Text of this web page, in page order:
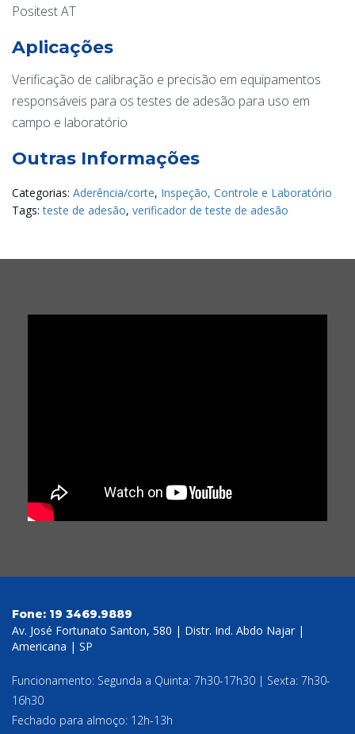
Positest AT
Aplicações
Verificação de calibração e precisão em equipamentos
responsáveis para os testes de adesão para uso em
campo e laboratório
Outras Informações
Categorias: Aderência/corte, Inspeção, Controle e Laboratório
Tags:teste de adesão, verificador de teste de adesão
Fone: 19 3469.9889
Av. José Fortunato Santon, 580 | Distr. Ind. Abdo Najar |
Americana | SP
Funcionamento: Segunda a Quinta: 7h30-17h30 | Sexta: 7h30-
16h30
Fechado para almoço: 12h-13h